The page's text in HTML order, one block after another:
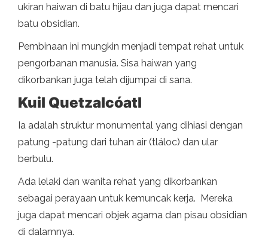
ukiran haiwan di batu hijau dan juga dapat mencari
batu obsidian.
Pembinaan ini mungkin menjadi tempat rehat untuk
pengorbanan manusia. Sisa haiwan yang
dikorbankan juga telah dijumpai di sana.
Kuil Quetzalcóatl
Ia adalah struktur monumental yang dihiasi dengan
patung -patung dari tuhan air (tláloc) dan ular
berbulu.
Ada lelaki dan wanita rehat yang dikorbankan
sebagai perayaan untuk kemuncak kerja. Mereka
juga dapat mencari objek agama dan pisau obsidian
di dalamnya.